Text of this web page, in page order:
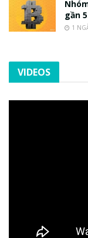
gần
1
VIDEOS